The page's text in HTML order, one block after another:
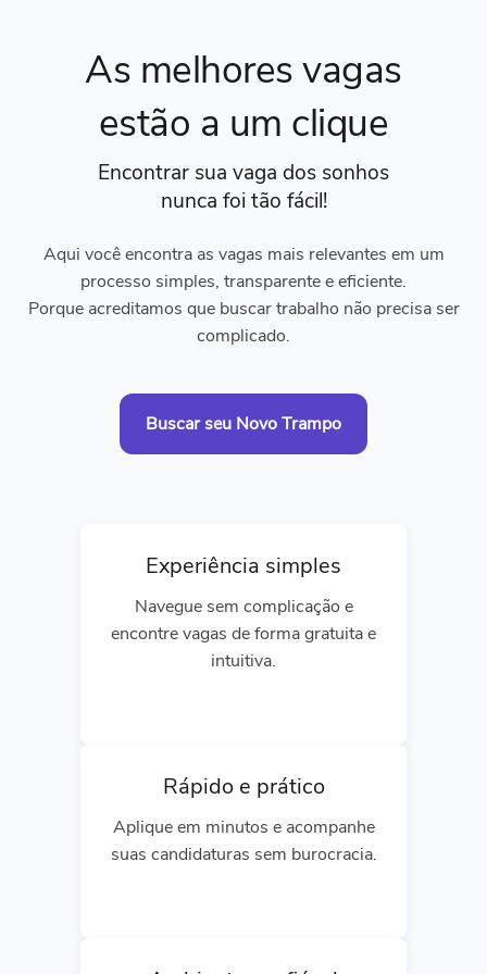
As melhores vagas
estão a um clique
Encontrar sua vaga dos sonhos
nunca foi tão fácil!
Aqui você encontra as vagas mais relevantes em um
processo simples, transparente e eficiente.
Porque acreditamos que buscar trabalho não precisa ser
complicado.
Buscar seu Novo Trampo
Experiência simples
Navegue sem complicação e
encontre vagas de forma gratuita e
intuitiva.
Rápido e prático
Aplique em minutos e acompanhe
suas candidaturas sem burocracia.